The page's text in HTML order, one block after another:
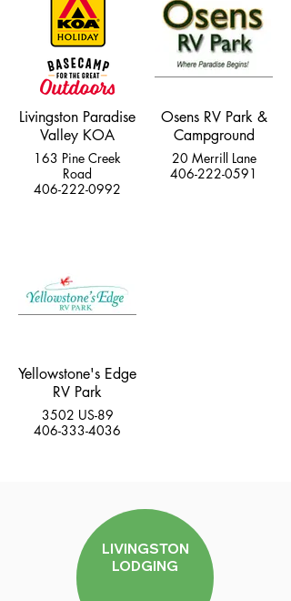
Livingston Paradise
Valley KOA
163 Pine Creek
Road
406-222-0992
Osens RV Park &
Campground
20 Merrill Lane
406-222-0591
Yellowstone's Edge
RV Park
3502 US-89
406-333-4036
LIVINGSTON
LODGING